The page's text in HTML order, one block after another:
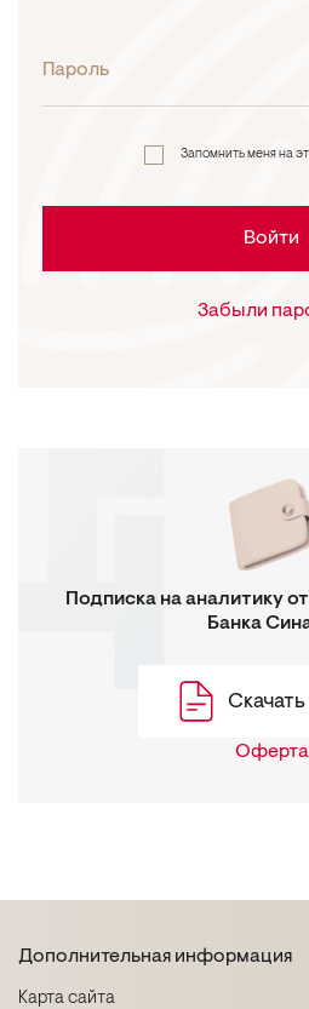
Пароль
Запомнить меня на
Войти
Забыли
Подписка на аналитику
Банка
Оферта
Дополнительная информация
Карта сайта